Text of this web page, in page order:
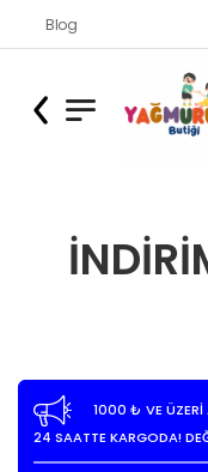
Blog
1000 ₺ VE ÜZERİ
24 SAATTE KARGODA!